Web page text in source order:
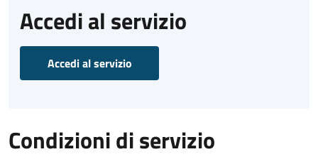
Accedi al servizio
Accedi al servizio
Condizioni di servizio